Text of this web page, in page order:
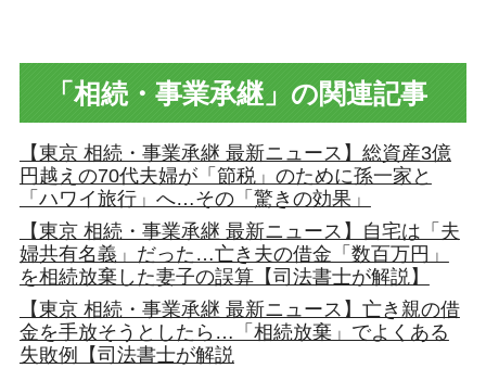
「相続・事業承継」の関連記事
【東京 相続・事業承継 最新ニュース】総資産3億
円越えの70代夫婦が「節税」のために孫一家と
「ハワイ旅行」へ…その「驚きの効果」
【東京 相続・事業承継 最新ニュース】自宅は「夫
婦共有名義」だった…亡き夫の借金「数百万円」
を相続放棄した妻子の誤算【司法書士が解説】
【東京 相続・事業承継 最新ニュース】亡き親の借
金を手放そうとしたら…「相続放棄」でよくある
失敗例【司法書士が解説